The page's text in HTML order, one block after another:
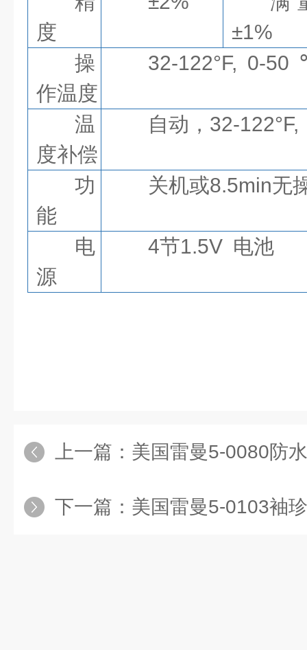
度
±1%
操
作温度
32-122°F, 0-50
温
度补偿
自动，32-
功
能
关机或8.5min无
电
源
4节1.5V 电池
上一篇： 美国雷曼5-0080防水袖
下一篇： 美国雷曼5-0103袖